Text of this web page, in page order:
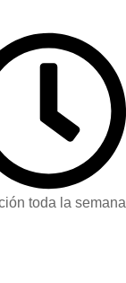
toda la semana